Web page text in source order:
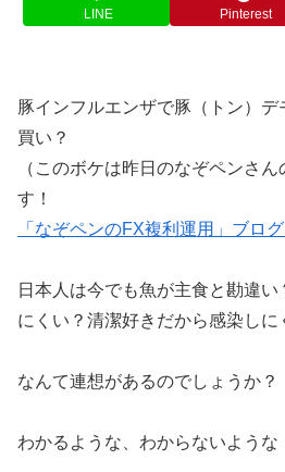
LINE Pinterest
豚インフルエンザで豚（トン）デ
買い？
（このボケは昨日のなぞペンさ
す！
「なぞペンのFX複利運用」ブログ
日本人は今でも魚が主食と勘違
にくい？清潔好きだから感染しに
なんて連想があるのでしょうか？
わかるような、わからないような